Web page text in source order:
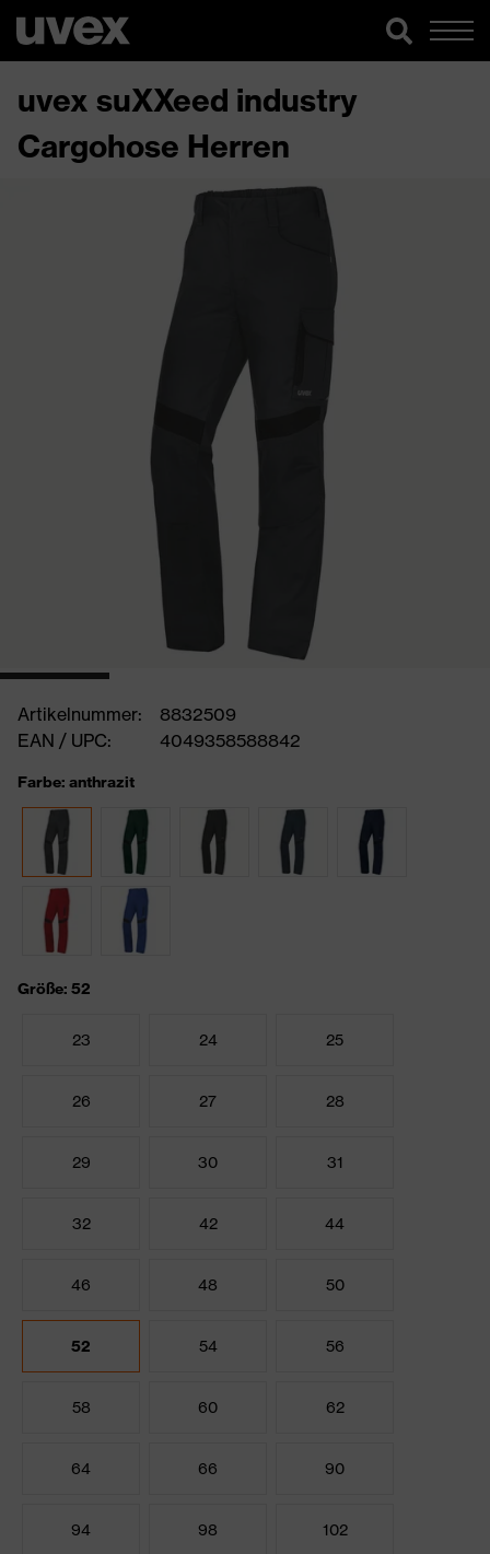
uvex suXXeed industry
Cargohose Herren
Artikelnummer:
8832509
EAN / UPC:
4049358588842
Farbe: anthrazit
Größe: 52
23 24 25
26 27 28
29 30 31
32 42 44
46 48 50
52 54 56
58 60 62
64 66 90
94 98 102